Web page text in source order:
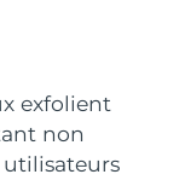
exfolient
non
utilisateurs
estimée8/9/26
estimée8/8/26